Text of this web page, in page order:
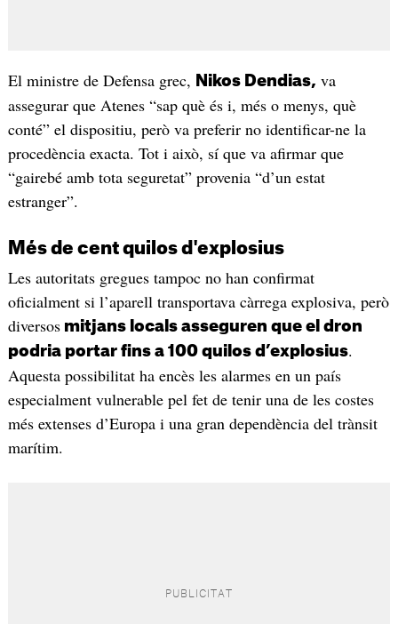
El ministre de Defensa grec, Nikos Dendias, va
assegurar que Atenes “sap què és i, més o menys, què
conté” el dispositiu, però va preferir no identificar-ne la
procedència exacta. Tot i això, sí que va afirmar que
“gairebé amb tota seguretat” provenia “d’un estat
estranger”.
Més de cent quilos d'explosius
Les autoritats gregues tampoc no han confirmat
oficialment si l’aparell transportava càrrega explosiva, però
diversosmitjans locals asseguren que el dron
podria portar fins a 100 quilos d’explosius.
Aquesta possibilitat ha encès les alarmes en un país
especialment vulnerable pel fet de tenir una de les costes
més extenses d’Europa i una gran dependència del trànsit
marítim.